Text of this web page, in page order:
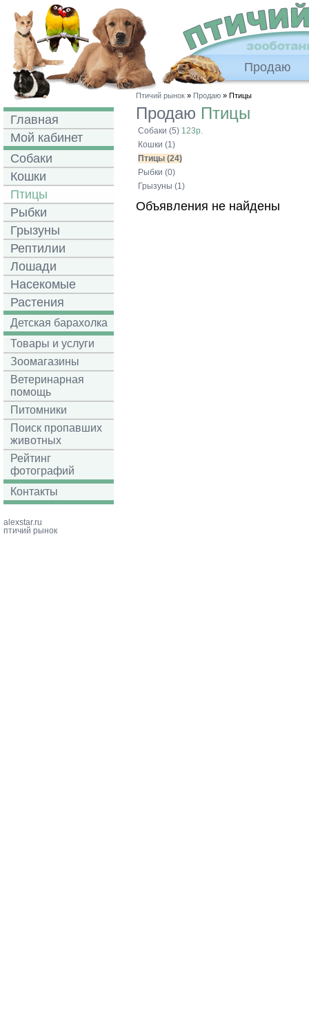
Продаю
Главная
Мой кабинет
Собаки
Кошки
Птицы
Рыбки
Грызуны
Рептилии
Лошади
Насекомые
Растения
Детская барахолка
Товары и услуги
Зоомагазины
Ветеринарная
помощь
Питомники
Поиск пропавших
животных
Рейтинг
фотографий
Контакты
Птичий рынок » Продаю » Птицы
Продаю Птицы
Собаки (5) 123р.
Кошки (1)
Птицы (24)
Рыбки (0)
Грызуны (1)
Объявления не найдены
alexstar.ru
птичий рынок